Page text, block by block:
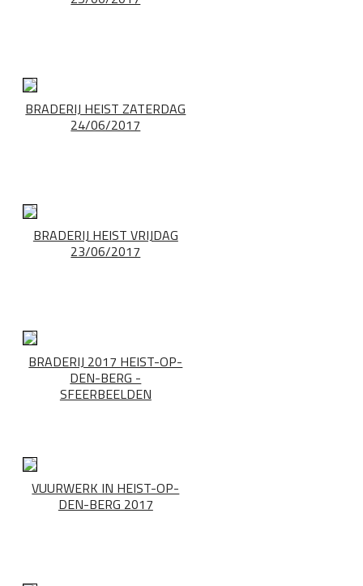
BRADERIJ HEIST ZATERDAG
24/06/2017
BRADERIJ HEIST VRIJDAG
23/06/2017
BRADERIJ 2017 HEIST-OP-
DEN-BERG -
SFEERBEELDEN
VUURWERK IN HEIST-OP-
DEN-BERG 2017